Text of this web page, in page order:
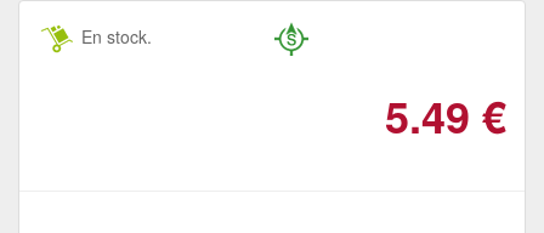
En stock.
5.49 €